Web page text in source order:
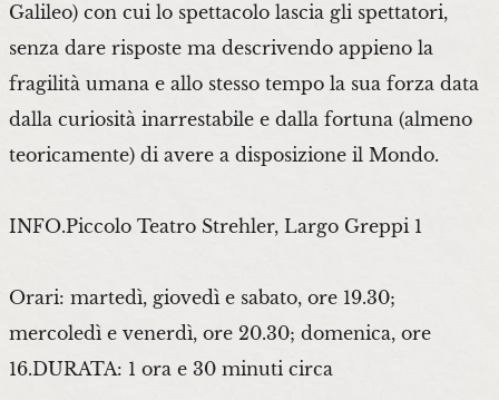
Galileo) con cui lo spettacolo lascia gli spettatori,
senza dare risposte ma descrivendo appieno la
fragilità umana e allo stesso tempo la sua forza data
dalla curiosità inarrestabile e dalla fortuna (almeno
teoricamente) di avere a disposizione il Mondo.
INFO.Piccolo Teatro Strehler, Largo Greppi 1
Orari: martedì, giovedì e sabato, ore 19.30;
mercoledì e venerdì, ore 20.30; domenica, ore
16.DURATA: 1 ora e 30 minuti circa